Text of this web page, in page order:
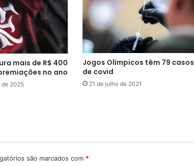
mais de R$ 400
no ano
de 2025
Jogos Olímpicos têm 79 casos
de covid
21 de julho de 2021
são marcados com *